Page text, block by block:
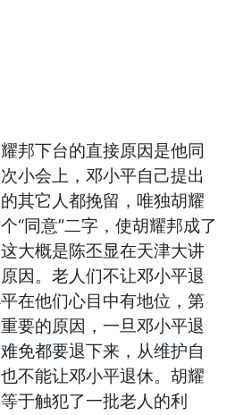
下台的直接原因是他同
小会上，邓小平自己提出
其它人都挽留，唯独胡耀
“同意”二字，使胡耀邦成了
大概是陈丕显在天津大讲
因。老人们不让邓小平退
在他们心目中有地位，第
要的原因，一旦邓小平退
免都要退下来，从维护自
不能让邓小平退休。胡耀
于触犯了一批老人的利